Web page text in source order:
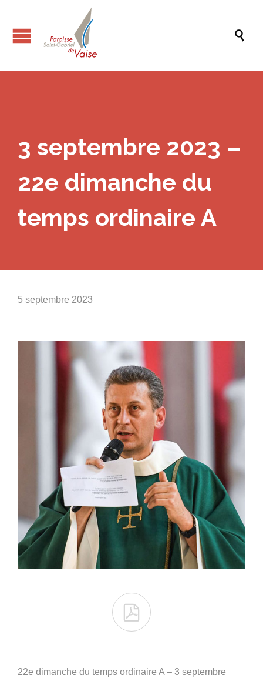

3 septembre 2023 –
22e dimanche du
temps ordinaire A
5 septembre 2023

22e dimanche du temps ordinaire A – 3 septembre